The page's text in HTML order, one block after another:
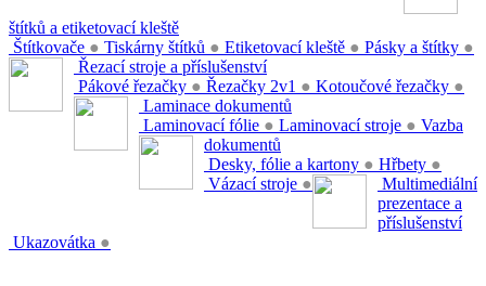
štítků a etiketovací kleště
Štítkovače ● Tiskárny štítků ● Etiketovací kleště ● Pásky a štítky ●
Řezací stroje a příslušenství
Pákové řezačky ● Řezačky 2v1 ● Kotoučové řezačky ●
Laminace dokumentů
Laminovací fólie ● Laminovací stroje ● Vazba
dokumentů
Desky, fólie a kartony ● Hřbety ●
Vázací stroje ●
Multimediální
prezentace a
příslušenství
Ukazovátka ●